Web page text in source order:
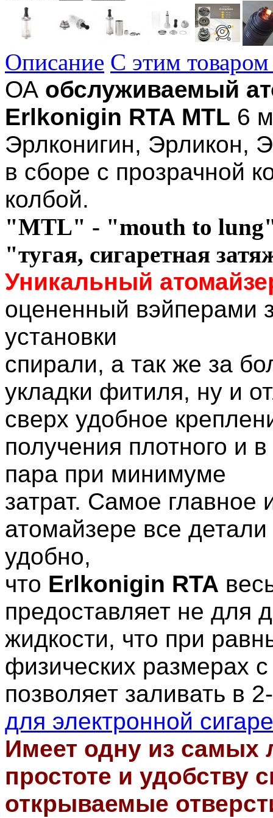
Описание С этим
ОА обслуживаемый
Erlkonigin RTA MTL 6
Эрлконигин, Эрликон,
в сборе с прозрачной
колбой.
"MTL" - "mouth to lung"
"тугая, сигаретная
Уникальный
оцененный вэйперами
установки
спирали, а так же за
укладки фитиля, ну и
сверх удобное
получения плотного и
пара при минимуме
затрат. Самое главное
атомайзере все
удобно,
что Erlkonigin RTA
предоставляет не для
жидкости, что при
физических размерах
позволяет заливать в
для электронной
Имеет одну из самых
простоте и удобству
открываемые